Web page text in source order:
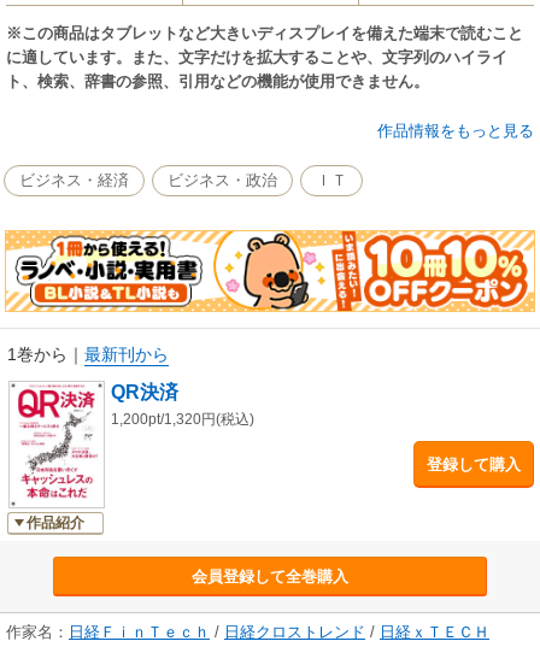
※この商品はタブレットなど大きいディスプレイを備えた端末で読むこと
に適しています。また、文字だけを拡大することや、文字列のハイライ
ト、検索、辞書の参照、引用などの機能が使用できません。
「クレジットカードや電子マネーなどと何が違う？」「100億円キャンペー
にとって、本当に便利で売上アップにつながる効果がある？」「QR決済が
急激に普及した中国では、どこまで街の風景が変わったか？」「日本全国
済の仕組みは？、“ニセモノQR”で悪用される恐れは？」――。こうした疑
問の答えが、この1冊にすべて詰まっています。
高まっています。諸外国に比べて低いキャッシュレス決済比率を倍増させ
ようと、政府も動き出しました。ここに来て金融機関だけでなく、異業種
からも新しいスマートフォンで使える決済サービスが相次ぎ登場。“お得
さ”と“便利さ”を競い合っています。なかでも本命と期待されるのが、スマ
ートフォンだけで手軽に使え、店舗側も負担が少なく導入できる「QR決
済」を使ったサービスです。
本著は、日経BPの金融専門誌「日経FinTech」や、マーケティングとイ
ノベーション領域のデジタルメディア「日経クロストレンド」が総力を挙
げて、QR決済の最新事情を取材。専門記者が、利用者にとってのメリッ
ト・デメリットを多面的に分析するのはもちろん、「脱現金」が進む店舗
の現場や、乱立する各種サービスの戦略の違い、業界の裏側もたっぷりと
ご紹介します。
作品情報をもっと見る
ビジネス・経済 ビジネス・政治 ＩＴ
1巻から ｜ 最新刊から
作品紹介
QR決済
1,200pt/1,320円(税込)
登録して購入
会員登録して全巻購入
作家名： 日経ＦｉｎＴｅｃｈ / 日経クロストレンド / 日経ｘＴＥＣＨ